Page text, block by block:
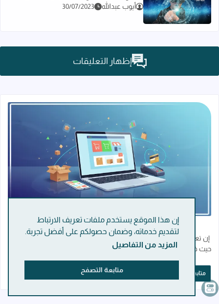
إن هذا الموقع يستخدم ملفات تعريف الارتباط
لتقديم خدماته، وضمان حصولكم على أفضل تجربة.
المزيد من التفاصيل
متابعة التصفح
اقرأ المزيد عن ما هي تقنية الواقع المعزز وكيف تعمل ؟
أيوب عبدالله 30/07/2023
إظهار التعليقات
قراءة المزيد عن التجارة الإلكترونية من
التجارة الإلكترونية من الصفر - دليلك في 7 خطوات
إن تعلم التجارة الإلكترونية من الصفر أصبح ضرورة حتمية في عصرنا الرقمي،
حيث فتح هذا المجال آفاقاً واسعة للأفراد والشركات على حد سواء، فلم تعد
التجار…
متابعة القراءة